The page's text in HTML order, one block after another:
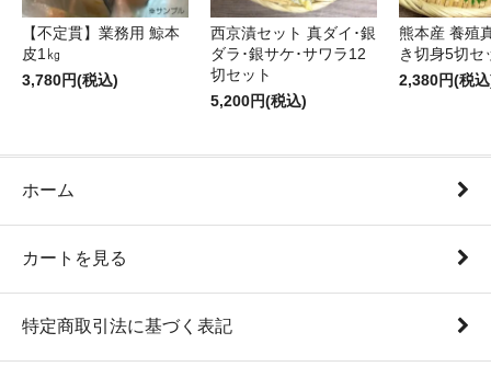
【不定貫】業務用 鯨本
皮1㎏
3,780円(税込)
西京漬セット 真ダイ･銀
ダラ･銀サケ･サワラ12
切セット
5,200円(税込)
熊本産 養殖
き切身5切セ
2,380円(税
ホーム
カートを見る
特定商取引法に基づく表記